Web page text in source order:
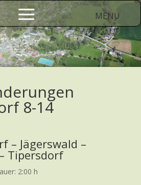
8-14
– Jägerswald –
Tipersdorf
2:00 h